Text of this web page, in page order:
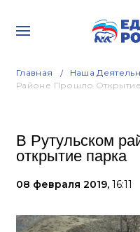
Главная Наша
Районе Прошло
В Рутульском
открытие парка
08 февраля 2019, 16:11